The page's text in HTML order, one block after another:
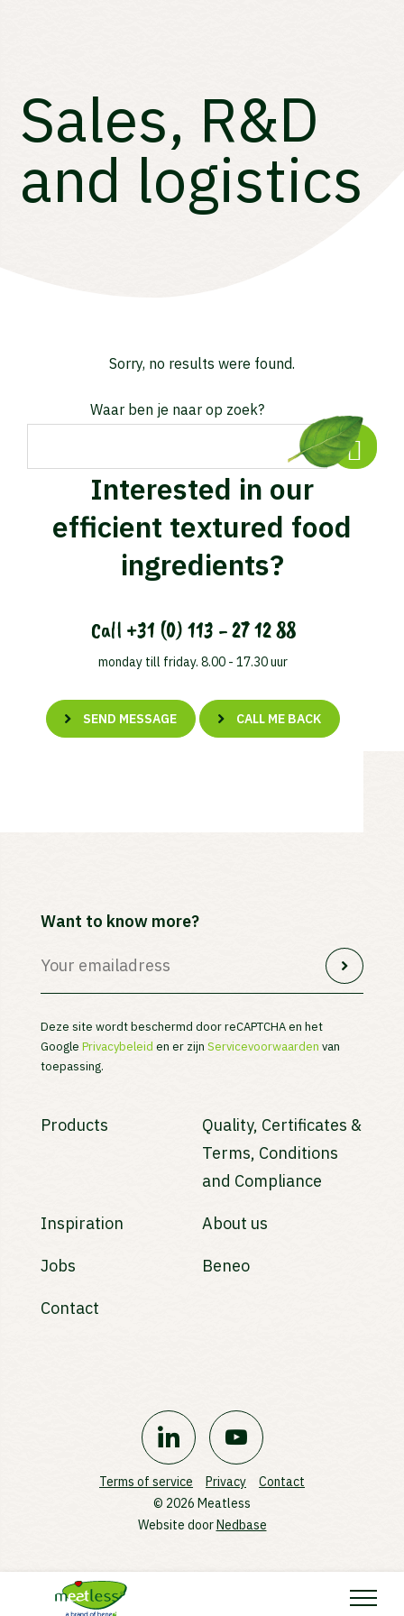
Sales, R&D
and logistics
Sorry, no results were found.
Waar ben je naar op zoek?
Interested in our
efficient textured food
ingredients?
Call +31 (0) 113 - 27 12 88
monday till friday. 8.00 - 17.30 uur
SEND MESSAGE CALL ME BACK
Want to know more?
Deze site wordt beschermd door reCAPTCHA en het
Google Privacybeleid en er zijn Servicevoorwaarden van
toepassing.
Products
Quality, Certificates &
Terms, Conditions
and Compliance
Inspiration About us
Jobs Beneo
Contact
Terms of service Privacy
Contact
© 2026 Meatless
Website doorNedbase